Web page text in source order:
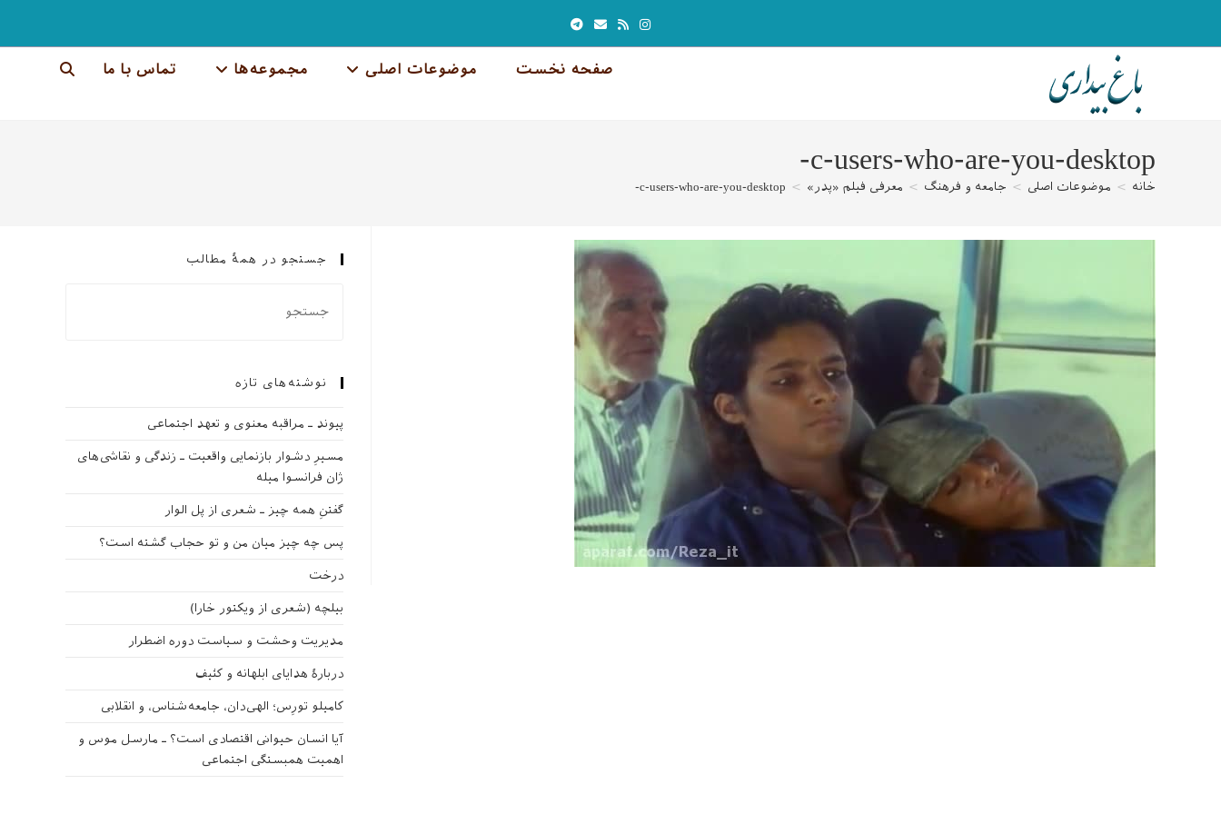
صفحه نخست موضوعات اصلی مجموعه‌ها تماس با ما جستجوی
c-users-who-are-you-desktop-
خانه > موضوعات اصلی > جامعه و فرهنگ > معرفی فیلم «پدر» >
c-users-who-are-you-desktop-
جستجو در همهٔ مطالب
نوشته‌های تازه
پیوند ـ مراقبه‌ معنوی و تعهد اجتماعی
مسیرِ دشوار بازنمایی واقعیت ـ زندگی و نقاشی‌های
ژان فرانسوا میله
گفتنِ همه چیز ـ شعری از پل الوار
پس چه چیز میان من و تو حجاب گشته است؟
درخت
بیلچه (شعری از ویکتور خارا)
مدیریت وحشت و سیاست دوره اضطرار
دربارهٔ هدایای ابلهانه و کثیف
کامیلو تورِس؛ الهی‌دان، جامعه‌شناس، و انقلابی
آیا انسان حیوانی اقتصادی است؟ ـ مارسل موس و
اهمیت همبستگی اجتماعی